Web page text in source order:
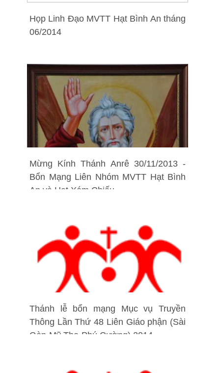
Họp Linh Đạo MVTT Hạt Bình An tháng
06/2014
Mừng Kính Thánh Anrê 30/11/2013 -
Bổn Mạng Liên Nhóm MVTT Hạt Bình
An và Hạt Xóm Chiếu
Thánh lễ bổn mạng Mục vụ Truyền
Thông Lần Thứ 48 Liên Giáo phận (Sài
Gòn-Mỹ Tho-Phú Cường) 2014